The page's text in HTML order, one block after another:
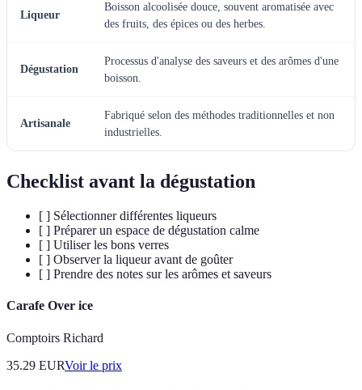
Liqueur
Boisson alcoolisée douce, souvent aromatisée avec
des fruits, des épices ou des herbes.
Dégustation
Processus d'analyse des saveurs et des arômes d'une
boisson.
Artisanale
Fabriqué selon des méthodes traditionnelles et non
industrielles.
Checklist avant la dégustation
[ ] Sélectionner différentes liqueurs
[ ] Préparer un espace de dégustation calme
[ ] Utiliser les bons verres
[ ] Observer la liqueur avant de goûter
[ ] Prendre des notes sur les arômes et saveurs
Carafe Over ice
Comptoirs Richard
35.29 EURVoir le prix